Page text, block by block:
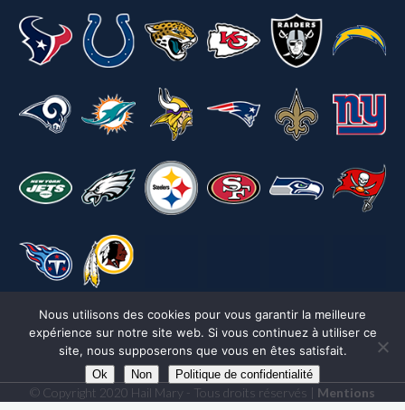
© Copyright 2020 Hail Mary - Tous droits réservés | Mentions
Nous utilisons des cookies pour vous garantir la meilleure
expérience sur notre site web. Si vous continuez à utiliser ce
site, nous supposerons que vous en êtes satisfait.
Ok Non Politique de confidentialité